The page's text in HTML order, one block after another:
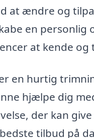
at ændre og
en personlig
at kende og
en hurtig
hjælpe dig
der kan
tilbud på